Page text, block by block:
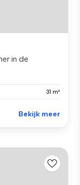
in de
31 m²
Bekijk meer